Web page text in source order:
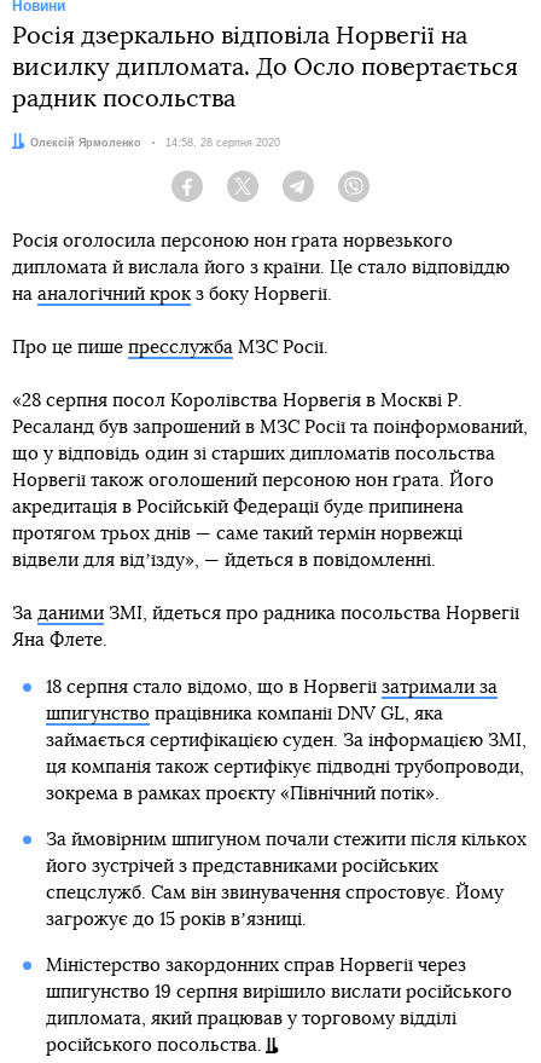
Новини
Росія дзеркально відповіла Норвегії на
висилку дипломата. До Осло повертається
радник посольства
Автор:
Олексій Ярмоленко Дата:
14:58, 28 серпня 2020
Facebook Twitter Telegram
Росія оголосила персоною нон ґрата норвезького
дипломата й вислала його з країни. Це стало відповіддю
на аналогічний крок з боку Норвегії.
Про це пише пресслужба МЗС Росії.
«28 серпня посол Королівства Норвегія в Москві Р.
Ресаланд був запрошений в МЗС Росії та поінформований,
що у відповідь один зі старших дипломатів посольства
Норвегії також оголошений персоною нон ґрата. Його
акредитація в Російській Федерації буде припинена
протягом трьох днів — саме такий термін норвежці
відвели для відʼїзду», — йдеться в повідомленні.
За даними ЗМІ, йдеться про радника посольства Норвегії
Яна Флете.
18 серпня стало відомо, що в Норвегії затримали за
шпигунствопрацівника компанії DNV GL, яка
займається сертифікацією суден. За інформацією ЗМІ,
ця компанія також сертифікує підводні трубопроводи,
зокрема в рамках проєкту «Північний потік».
За ймовірним шпигуном почали стежити після кількох
його зустрічей з представниками російських
спецслужб. Сам він звинувачення спростовує. Йому
загрожує до 15 років вʼязниці.
Міністерство закордонних справ Норвегії через
шпигунство 19 серпня вирішило вислати російського
дипломата, який працював у торговому відділі
російського посольства.